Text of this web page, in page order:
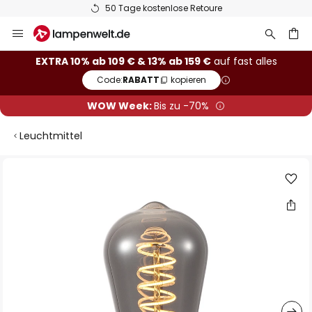
50 Tage kostenlose Retoure
Inhalt
springen
EXTRA 10% ab 109 € & 13% ab 159 €auf fast alles
Code:RABATT kopieren
WOW Week:Bis zu -70%
Leuchtmittel